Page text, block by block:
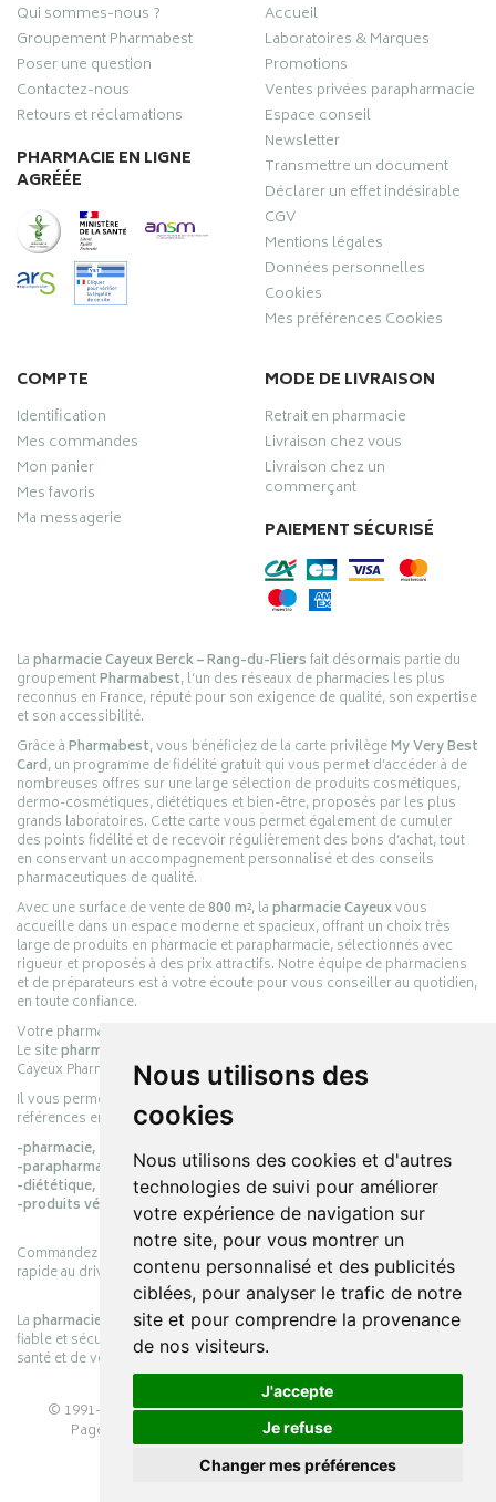
Nous utilisons des
cookies
Nous utilisons des cookies et d'autres
technologies de suivi pour améliorer
votre expérience de navigation sur
notre site, pour vous montrer un
contenu personnalisé et des publicités
ciblées, pour analyser le trafic de notre
site et pour comprendre la provenance
de nos visiteurs.
J'accepte
Je refuse
Changer mes préférences
Qui sommes-nous ?
Groupement Pharmabest
Poser une question
Contactez-nous
Retours et réclamations
PHARMACIE EN LIGNE
AGRÉÉE
Accueil
Laboratoires & Marques
Promotions
Ventes privées parapharmacie
Espace conseil
Newsletter
Transmettre un document
Déclarer un effet indésirable
CGV
Mentions légales
Données personnelles
Cookies
Mes préférences Cookies
COMPTE
Identification
Mes commandes
Mon panier
Mes favoris
Ma messagerie
MODE DE LIVRAISON
Retrait en pharmacie
Livraison chez vous
Livraison chez un
commerçant
PAIEMENT SÉCURISÉ
Lapharmacie Cayeux Berck – Rang-du-Fliersfait désormais partie du
groupementPharmabest, l’un des réseaux de pharmacies les plus
reconnus en France, réputé pour son exigence de qualité, son expertise
et son accessibilité.
Grâce àPharmabest, vous bénéficiez de la carte privilègeMy Very Best
Card, un programme de fidélité gratuit qui vous permet d’accéder à de
nombreuses offres sur une large sélection de produits cosmétiques,
dermo-cosmétiques, diététiques et bien-être, proposés par les plus
grands laboratoires. Cette carte vous permet également de cumuler
des points fidélité et de recevoir régulièrement des bons d’achat, tout
en conservant un accompagnement personnalisé et des conseils
pharmaceutiques de qualité.
Avec une surface de vente de800 m², lapharmacie Cayeuxvous
accueille dans un espace moderne et spacieux, offrant un choix très
large de produits en pharmacie et parapharmacie, sélectionnés avec
rigueur et proposés à des prix attractifs. Notre équipe de pharmaciens
et de préparateurs est à votre écoute pour vous conseiller au quotidien,
en toute confiance.
Votre pharmacie en ligne :
Le sitepharmacie-cayeux.fr
Cayeux Pharmabest Berck-sur-Mer – Rang-du-Fliers.
Il vous permet de réaliser vos achats en ligne parmi des milliers de
références en :
-pharmacie,
-parapharmacie,
-diététique,
-produits vétérinaires.
Commandez simplement vos produits en ligne et choisissez le retrait
rapide au drive ou la livraison à domicile, en toute simplicité.
Lapharmacie Cayeuxs’engage à vous offrir une expérience pratique,
fiable et sécurisée, en officine comme en ligne, au service de votre
santé et de votre bien-être.
© 1991-2026PHARMACIE CAYEUX– Tous droits réservés –
Page mise à jour le 03/08/2026 –Pharmacie en ligne
Apotekisto